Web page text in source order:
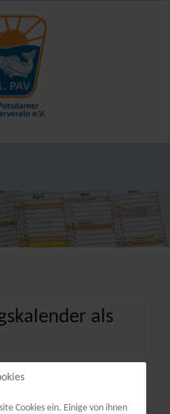
als
Cookies ein. Einige von ihnen